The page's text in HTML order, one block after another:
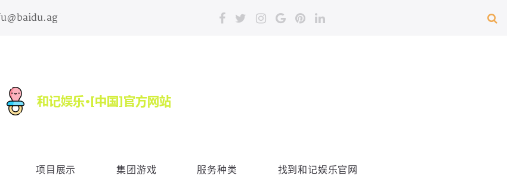
项目展示 集团游戏 服务种类 找到和记娱乐官网